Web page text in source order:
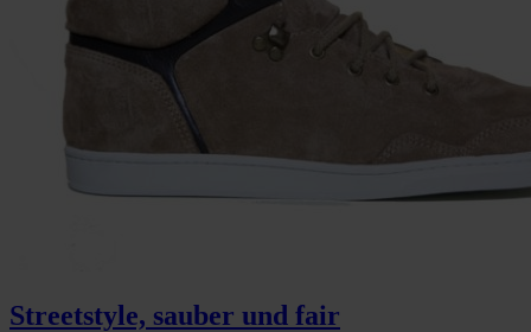
Streetstyle, sauber und fair